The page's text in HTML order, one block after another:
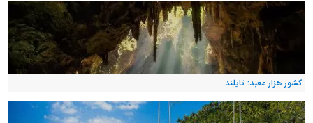
کشور هزار معبد: تایلند